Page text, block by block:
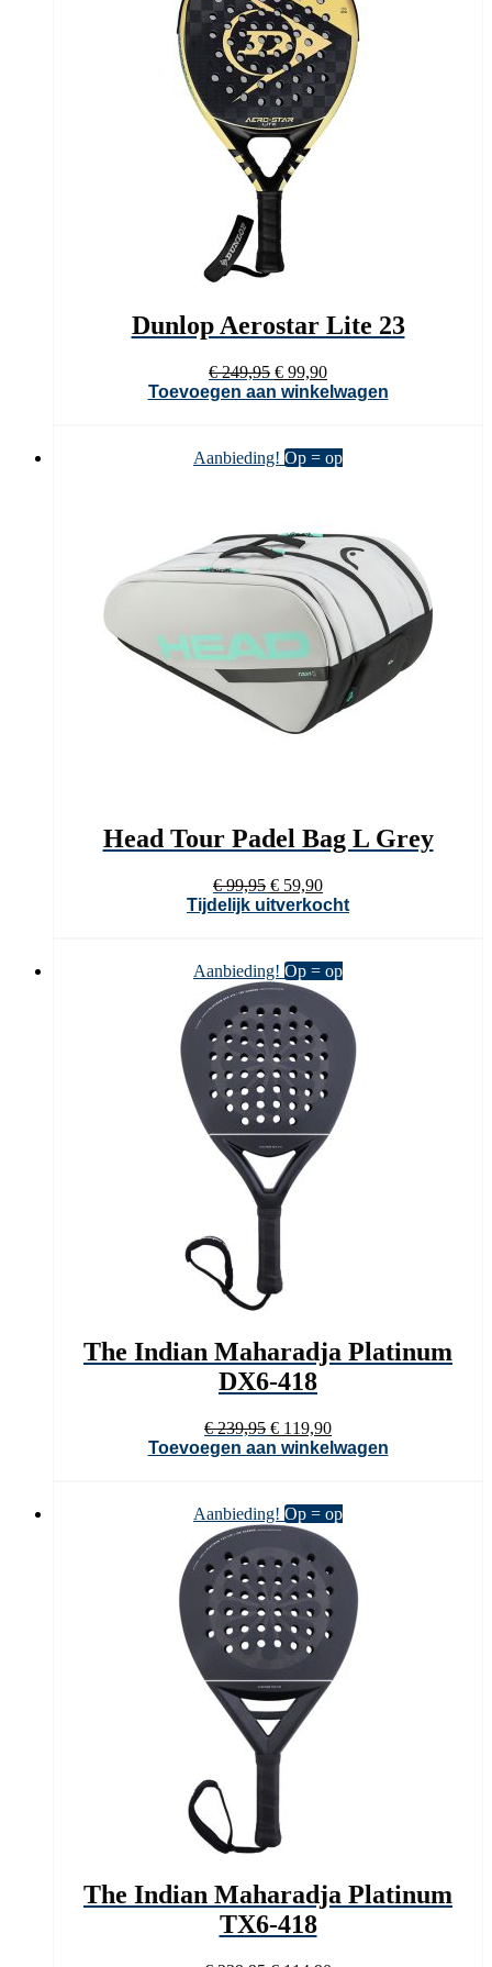
Dunlop Aerostar Lite 23
€249,95 Oorspronkelijke
prijs
€ 99,90Huidige
prijs
Toevoegen aan winkelwagen
Aanbieding! Op = op
Head Tour Padel Bag L Grey
€99,95 Oorspronkelijke
prijs
€ 59,90Huidige
prijs
Tijdelijk uitverkocht
Aanbieding! Op = op
The Indian Maharadja Platinum
DX6-418
€239,95 Oorspronkelijke
prijs
€ 119,90Huidige
prijs
Toevoegen aan winkelwagen
Aanbieding! Op = op
The Indian Maharadja Platinum
TX6-418